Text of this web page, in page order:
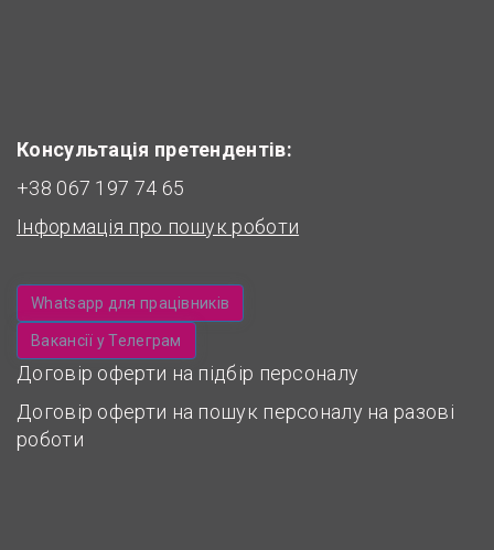
Консультація претендентів:
+38 067 197 74 65
Інформація про пошук роботи
Whatsapp для працівників
Вакансії у Телеграм
Договір оферти на підбір персоналу
Договір оферти на пошук персоналу на разові
роботи